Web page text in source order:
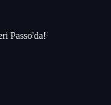
Passo'da!